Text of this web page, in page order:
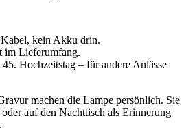
kein Akku drin.
im Lieferumfang.
Hochzeitstag – für andere Anlässe
machen die Lampe persönlich. Sie
auf den Nachttisch als Erinnerung